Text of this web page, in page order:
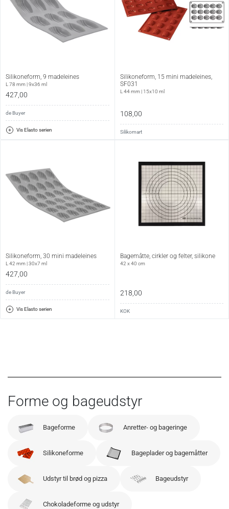
Silikoneform, 9 madeleines
L 78 mm | 9x36 ml
427,00
de Buyer
Vis Elasto serien
Silikoneform, 15 mini madeleines,
SF031
L 44 mm | 15x10 ml
108,00
Silikomart
Silikoneform, 30 mini madeleines
L 42 mm | 30x7 ml
427,00
de Buyer
Vis Elasto serien
Bagemåtte, cirkler og felter, silikone
42 x 40 cm
218,00
KOK
Forme og bageudstyr
Bageforme Anretter- og bageringe
Silikoneforme Bageplader og bagemåtter
Udstyr til brød og pizza Bageudstyr
Chokoladeforme og udstyr